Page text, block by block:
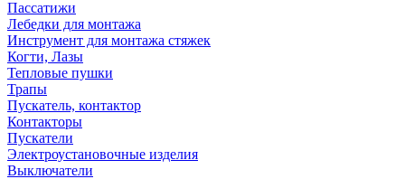
Пассатижи
Лебедки для монтажа
Инструмент для монтажа стяжек
Когти, Лазы
Тепловые пушки
Трапы
Пускатель, контактор
Контакторы
Пускатели
Электроустановочные изделия
Выключатели